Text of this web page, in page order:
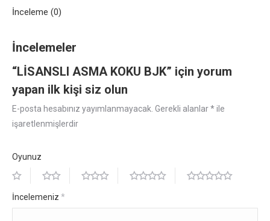
İnceleme (0)
İncelemeler
“LİSANSLI ASMA KOKU BJK” için yorum
yapan ilk kişi siz olun
E-posta hesabınız yayımlanmayacak. Gerekli alanlar*ile
işaretlenmişlerdir
Oyunuz
İncelemeniz *